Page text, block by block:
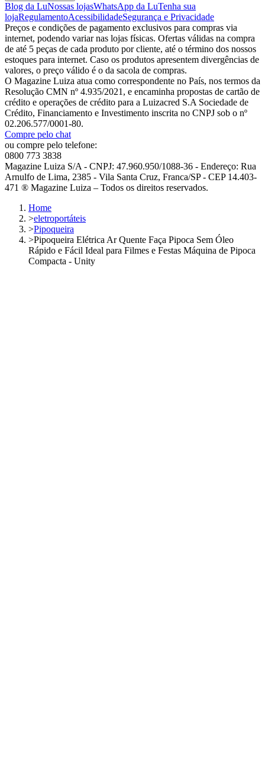
Blog da LuNossas lojasWhatsApp da LuTenha sua
lojaRegulamentoAcessibilidadeSegurança e Privacidade
Preços e condições de pagamento exclusivos para compras via
internet, podendo variar nas lojas físicas. Ofertas válidas na compra
de até 5 peças de cada produto por cliente, até o término dos nossos
estoques para internet. Caso os produtos apresentem divergências de
valores, o preço válido é o da sacola de compras.
O Magazine Luiza atua como correspondente no País, nos termos da
Resolução CMN nº 4.935/2021, e encaminha propostas de cartão de
crédito e operações de crédito para a Luizacred S.A Sociedade de
Crédito, Financiamento e Investimento inscrita no CNPJ sob o nº
02.206.577/0001-80.
Compre pelo chat
ou compre pelo telefone:
0800 773 3838
Magazine Luiza S/A - CNPJ: 47.960.950/1088-36 - Endereço: Rua
Arnulfo de Lima, 2385 - Vila Santa Cruz, Franca/SP - CEP 14.403-
471 ® Magazine Luiza – Todos os direitos reservados.
Home
>eletroportáteis
>Pipoqueira
>Pipoqueira Elétrica Ar Quente Faça Pipoca Sem Óleo
Rápido e Fácil Ideal para Filmes e Festas Máquina de Pipoca
Compacta - Unity